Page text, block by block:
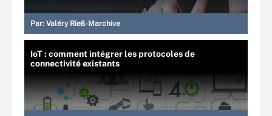
Par: Valéry Rieß-Marchive
IoT : comment intégrer les protocoles de
connectivité existants